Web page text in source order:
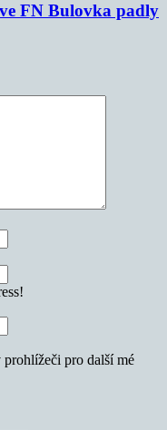
FN Bulovka padly
pro další mé